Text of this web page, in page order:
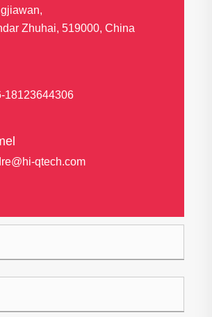
Zhuhai, 519000, China
18123644306
qtech.com